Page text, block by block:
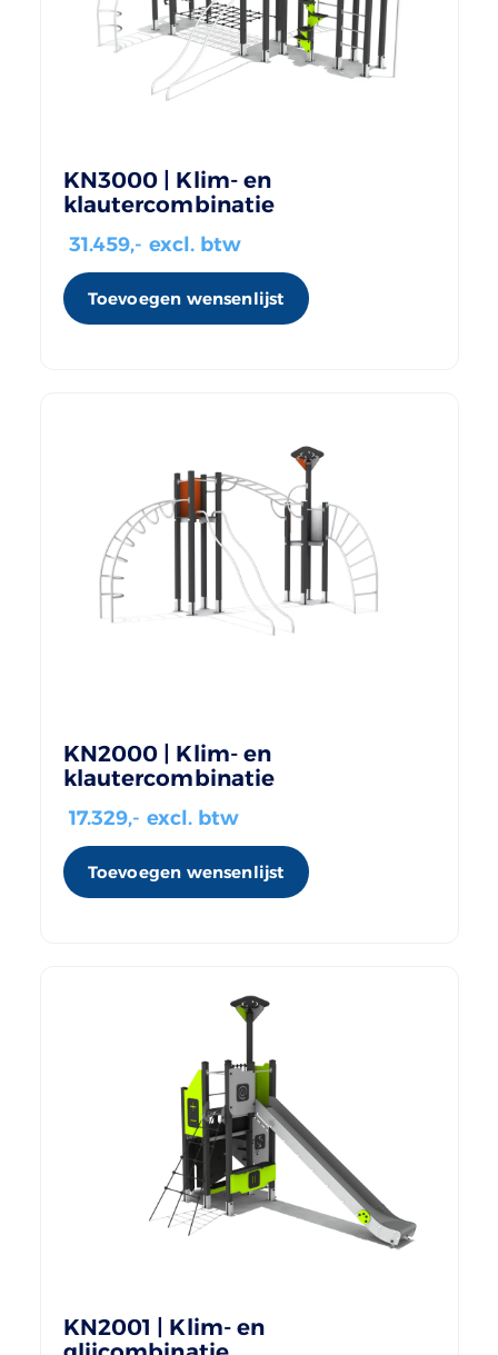
KN3000 | Klim- en
klautercombinatie
31.459,- excl. btw
Toevoegen wensenlijst
KN2000 | Klim- en
klautercombinatie
17.329,- excl. btw
Toevoegen wensenlijst
KN2001 | Klim- en